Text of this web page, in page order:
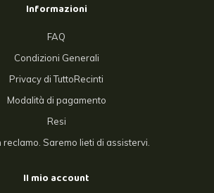
Informazioni
FAQ
Condizioni Generali
Privacy di TuttoRecinti
Modalità di pagamento
Resi
reclamo. Saremo lieti di assistervi.
Il mio account